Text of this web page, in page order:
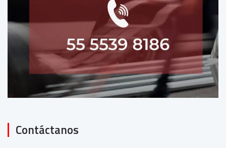
Contáctanos